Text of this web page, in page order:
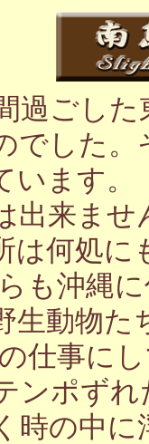
過ごし
でした
います
出来ま
は何処
も沖縄
生動物
仕事に
ンポず
時の中